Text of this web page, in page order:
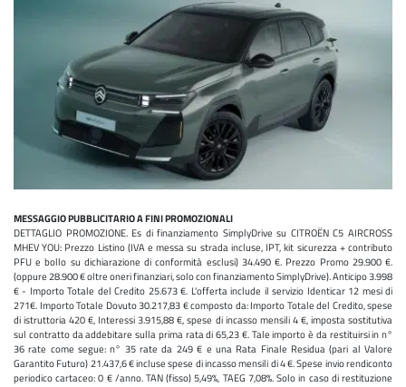
MESSAGGIO PUBBLICITARIO A FINI PROMOZIONALI
DETTAGLIO PROMOZIONE. Es di finanziamento SimplyDrive su CITROËN C5 AIRCROSS
MHEV YOU: Prezzo Listino (IVA e messa su strada incluse, IPT, kit sicurezza + contributo
PFU e bollo su dichiarazione di conformità esclusi) 34.490 €. Prezzo Promo 29.900 €.
(oppure 28.900 € oltre oneri finanziari, solo con finanziamento SimplyDrive). Anticipo 3.998
€ - Importo Totale del Credito 25.673 €. L'offerta include il servizio Identicar 12 mesi di
271€. Importo Totale Dovuto 30.217,83 € composto da: Importo Totale del Credito, spese
di istruttoria 420 €, Interessi 3.915,88 €, spese di incasso mensili 4 €, imposta sostitutiva
sul contratto da addebitare sulla prima rata di 65,23 €. Tale importo è da restituirsi in n°
36 rate come segue: n° 35 rate da 249 € e una Rata Finale Residua (pari al Valore
Garantito Futuro) 21.437,6 € incluse spese di incasso mensili di 4 €. Spese invio rendiconto
periodico cartaceo: 0 € /anno. TAN (fisso) 5,49%, TAEG 7,08%. Solo in caso di restituzione